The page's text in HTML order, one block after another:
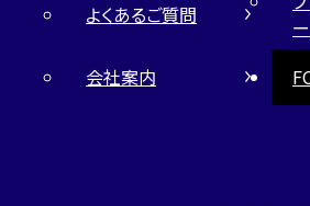
よくあるご質問
ー
会社案内